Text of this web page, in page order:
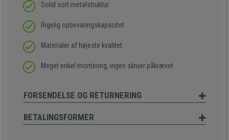
Solid sort metalstruktur
Rigelig opbevaringskapacitet
Materialer af højeste kvalitet
Meget enkel montering, ingen skruer påkrævet
FORSENDELSE OG RETURNERING
BETALINGSFORMER